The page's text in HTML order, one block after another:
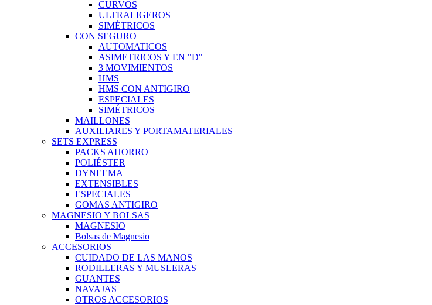
CURVOS
ULTRALIGEROS
SIMÉTRICOS
CON SEGURO
AUTOMATICOS
ASIMETRICOS Y EN "D"
3 MOVIMIENTOS
HMS
HMS CON ANTIGIRO
ESPECIALES
SIMÉTRICOS
MAILLONES
AUXILIARES Y PORTAMATERIALES
SETS EXPRESS
PACKS AHORRO
POLIÉSTER
DYNEEMA
EXTENSIBLES
ESPECIALES
GOMAS ANTIGIRO
MAGNESIO Y BOLSAS
MAGNESIO
Bolsas de Magnesio
ACCESORIOS
CUIDADO DE LAS MANOS
RODILLERAS Y MUSLERAS
GUANTES
NAVAJAS
OTROS ACCESORIOS